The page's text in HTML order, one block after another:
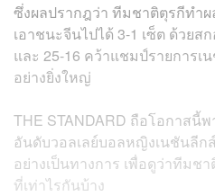
ซึ่งผลปรากฎว่า ทีมชาติตุรกีทำผ
เอาชนะจีนไปได้ 3-1 เซ็ต ด้วยส
และ 25-16 คว้าแชมป์รายการ
อย่างยิ่งใหญ่
THE STANDARD ถือโอกาสนี้
อันดับวอลเลย์บอลหญิงเนชันลีก
อย่างเป็นทางการ เพื่อดูว่าทีมช
ที่เท่าไรกันบ้าง